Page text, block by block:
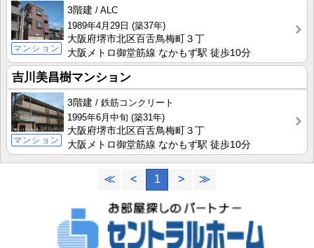
マンション
3階建
ALC
1989年4月29日 (築37年)
大阪府堺市北区百舌鳥梅町３丁
大阪メトロ御堂筋線 なかもず駅 徒歩10分
吉川美昌樹マンション
マンション
3階建
鉄筋コンクリート
1995年6月中旬 (築31年)
大阪府堺市北区百舌鳥梅町３丁
大阪メトロ御堂筋線 なかもず駅 徒歩10分
≪ < 1 > ≫